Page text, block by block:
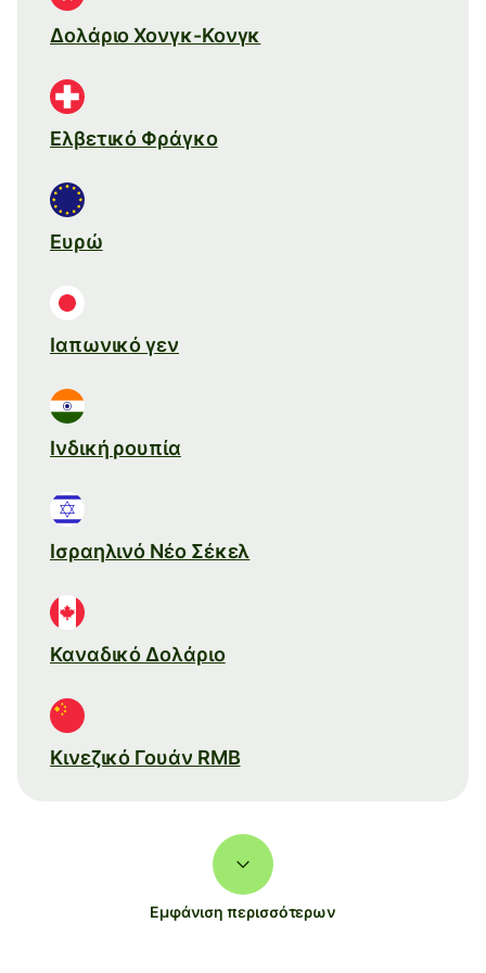
Δολάριο Χονγκ-Κονγκ
Ελβετικό Φράγκο
Ευρώ
Ιαπωνικό γεν
Ινδική ρουπία
Ισραηλινό Νέο Σέκελ
Καναδικό Δολάριο
Κινεζικό Γουάν RMB
Εμφάνιση περισσότερων